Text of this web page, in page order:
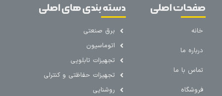
صفحات اصلی
خانه
درباره ما
تماس با ما
فروشگاه
دسته بندی های اصلی
برق صنعتی
اتوماسیون
تجهیزات تابلویی
تجهیزات حفاظتی و کنترلی
روشنایی